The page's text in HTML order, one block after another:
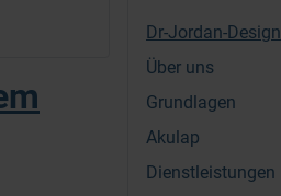
Dr-Jordan-Design
Über uns
Grundlagen
Akulap
Dienstleistungen